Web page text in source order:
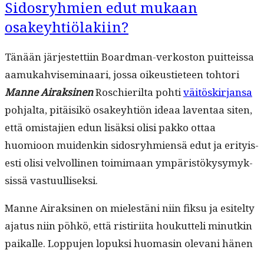
Sidosryhmien edut mukaan
osakeyhtiölakiin?
Tänään jär­jestet­ti­in Board­man-verkos­ton puit­teis­sa
aamukahvisem­i­naari, jos­sa oikeusti­eteen tohtori
Manne Airaksi­nenRoschier­il­ta pohtiväitöskir­jansa
poh­jal­ta, pitäisikö osakey­htiön ideaa laven­taa siten,
että omis­ta­jien edun lisäk­si olisi pakko ottaa
huomioon muidenkin sidos­ryh­mien­sä edut ja eri­tyis­
es­ti olisi velvolli­nen toim­i­maan ympäristökysymyk­
sis­sä vastuulliseksi.
Manne Airaksi­nen on mielestäni niin fik­su ja esitel­ty
aja­tus niin pöhkö, että ris­tiri­ita houkut­teli min­utkin
paikalle. Lop­pu­jen lopuk­si huo­masin ole­vani hänen